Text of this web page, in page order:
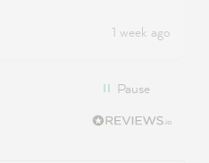
1 week ago
Pause